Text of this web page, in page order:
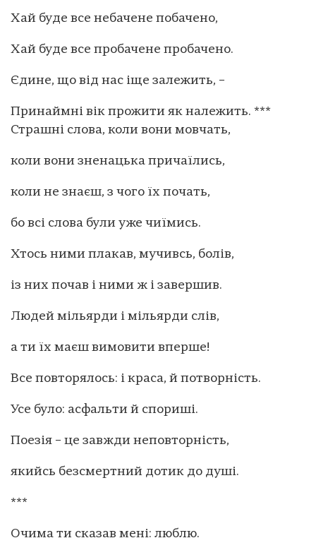
Хай буде все небачене побачено,
Хай буде все пробачене пробачено.
Єдине, що від нас іще залежить, –
Принаймні вік прожити як належить. ***
Страшні слова, коли вони мовчать,
коли вони зненацька причаїлись,
коли не знаєш, з чого їх почать,
бо всі слова були уже чиїмись.
Хтось ними плакав, мучивсь, болів,
із них почав і ними ж і завершив.
Людей мільярди і мільярди слів,
а ти їх маєш вимовити вперше!
Все повторялось: і краса, й потворність.
Усе було: асфальти й спориші.
Поезія – це завжди неповторність,
якийсь безсмертний дотик до душі.
***
Очима ти сказав мені: люблю.